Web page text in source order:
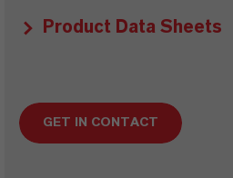
Product Data Sheets
GET IN CONTACT